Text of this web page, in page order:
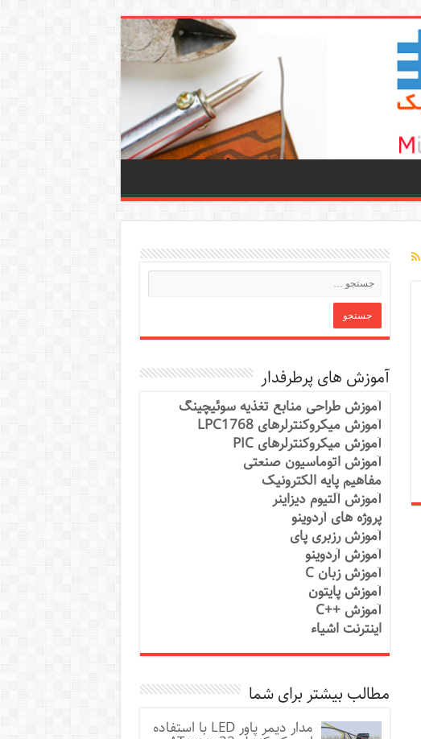
آموزش های پرطرفدار
آموزش طراحی منابع تغذیه سوئیچینگ
آموزش میکروکنترلرهای LPC1768
آموزش میکروکنترلرهای PIC
آموزش اتوماسیون صنعتی
مفاهیم پایه الکترونیک
آموزش آلتیوم دیزاینر
پروژه های آردوینو
آموزش رزبری پای
آموزش آردوینو
آموزش زبان C
آموزش پایتون
آموزش ++C
اینترنت اشیاء
مطالب بیشتر برای شما
مدار دیمر پاور LED با استفاده